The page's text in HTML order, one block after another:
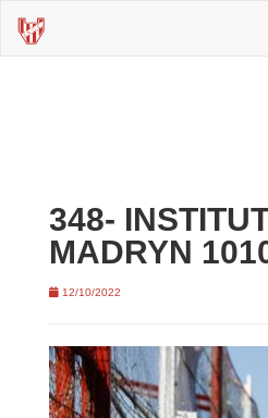
348-
MADRYN
12/10/2022